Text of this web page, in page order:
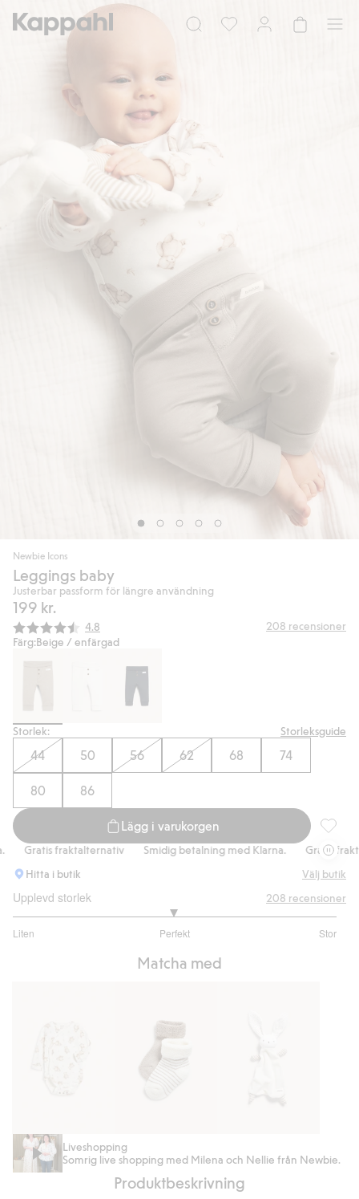
Newbie Icons
Leggings baby
Justerbar passform för längre användning
199 kr.
Snittbetyg:
4.8 208 recensioner
Färg:Beige / enfärgad
Storlek: Storleksguide
44 50 56 62 68 74
80 86
Lägg i varukorgen
Gratis fraktalternativ Smidig betalning med Klarna.
Gratis
Hitta i butik
Välj butik
Upplevd storlek
Liten Perfekt Stor
utav
208 recensioner
Matcha med
Djurmönstrad
body
Strumpor
2-
pack
kanin
Liveshopping
Somrig live shopping med Milena och Nellie från Newbie.
Produktbeskrivning